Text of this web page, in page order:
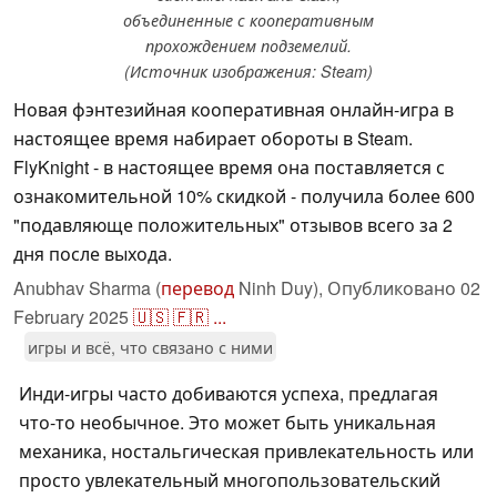
объединенные с кооперативным
прохождением подземелий.
(Источник изображения: Steam)
Новая фэнтезийная кооперативная онлайн-игра в
настоящее время набирает обороты в Steam.
FlyKnight - в настоящее время она поставляется с
ознакомительной 10% скидкой - получила более 600
"подавляюще положительных" отзывов всего за 2
дня после выхода.
Anubhav Sharma (перевод Ninh Duy), Опубликовано 02
February 2025🇺🇸🇫🇷 ...
игры и всё, что связано с ними
Инди-игры часто добиваются успеха, предлагая
что-то необычное. Это может быть уникальная
механика, ностальгическая привлекательность или
просто увлекательный многопользовательский